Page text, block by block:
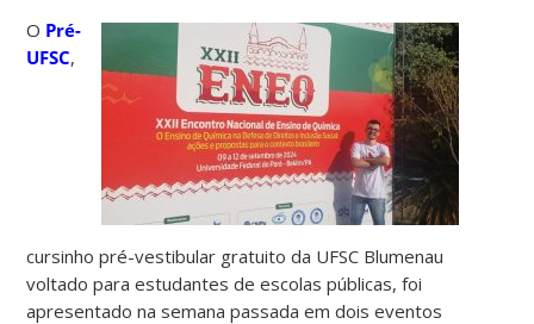
O Pré-
UFSC,
cursinho pré-vestibular gratuito da UFSC Blumenau
voltado para estudantes de escolas públicas, foi
apresentado na semana passada em dois eventos